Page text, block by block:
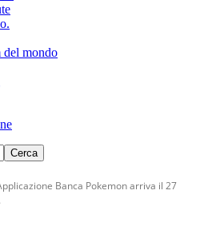
mondo
Banca Pokemon arriva il 27